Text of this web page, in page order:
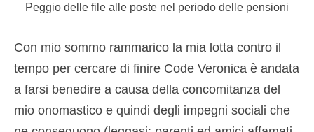
Peggio delle file alle poste nel periodo delle pensioni
Con mio sommo rammarico la mia lotta contro il
tempo per cercare di finire Code Veronica è andata
a farsi benedire a causa della concomitanza del
mio onomastico e quindi degli impegni sociali che